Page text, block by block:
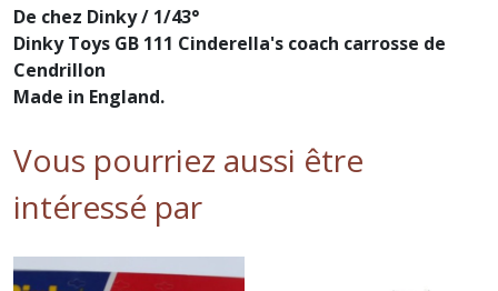
De chez Dinky / 1/43°
Dinky Toys GB 111 Cinderella's coach carrosse de
Cendrillon
Made in England.
Vous pourriez aussi être
intéressé par